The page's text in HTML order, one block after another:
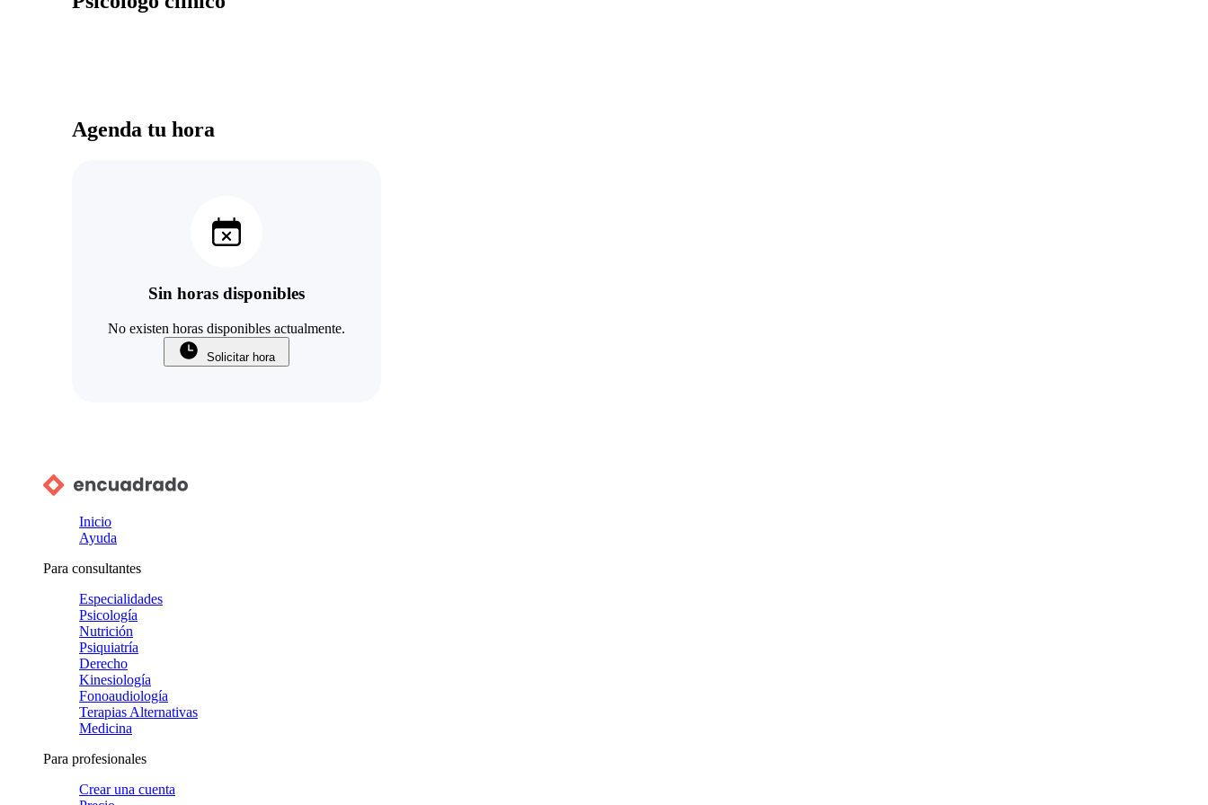
Agenda tu hora
Sin horas disponibles
No existen horas disponibles actualmente.
Solicitar hora
Inicio
Ayuda
Para consultantes
Especialidades
Psicología
Nutrición
Psiquiatría
Derecho
Kinesiología
Fonoaudiología
Terapias Alternativas
Medicina
Para profesionales
Crear una cuenta